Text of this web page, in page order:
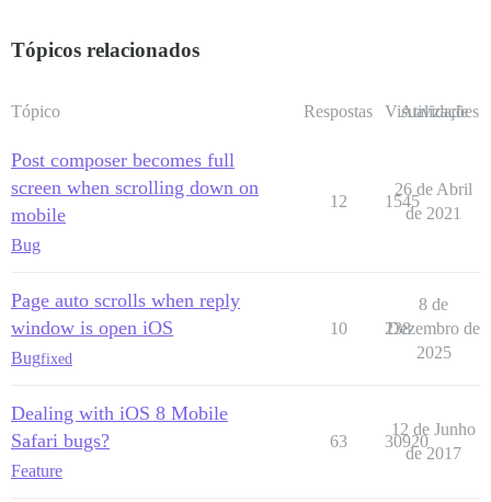
Tópicos relacionados
Tópico Respostas Visualizações
Atividade
Post composer becomes full
screen when scrolling down on
mobile
Bug
12 1545
26 de Abril
de 2021
Page auto scrolls when reply
window is open iOS
Bugfixed
10 238
8 de
Dezembro de
2025
Dealing with iOS 8 Mobile
Safari bugs?
Feature
63 30920
12 de Junho
de 2017